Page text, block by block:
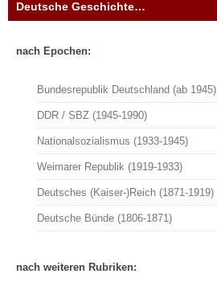
Deutsche Geschichte…
nach Epochen:
Bundesrepublik Deutschland (ab 1945)
DDR / SBZ (1945-1990)
Nationalsozialismus (1933-1945)
Weimarer Republik (1919-1933)
Deutsches (Kaiser-)Reich (1871-1919)
Deutsche Bünde (1806-1871)
nach weiteren Rubriken: